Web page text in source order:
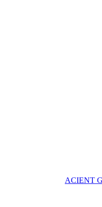
ACIENT